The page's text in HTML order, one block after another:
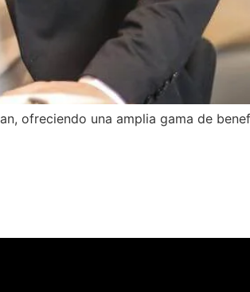
ofreciendo una amplia gama de